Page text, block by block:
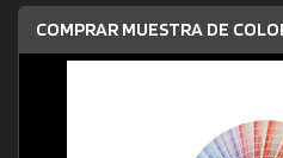
COMPRAR MUESTRA DE